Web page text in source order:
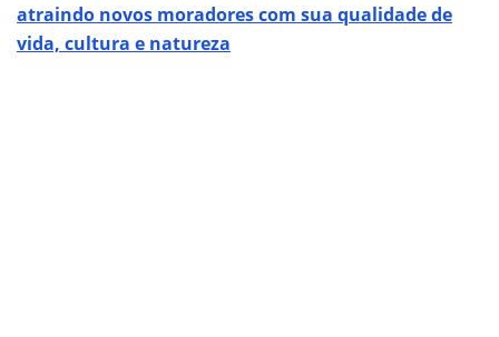
atraindo novos moradores com sua qualidade de
vida, cultura e natureza